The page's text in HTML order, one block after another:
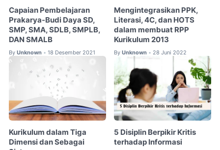
Capaian Pembelajaran
Prakarya-Budi Daya SD,
SMP, SMA, SDLB, SMPLB,
DAN SMALB
By Unknown • 18 Desember 2021
Mengintegrasikan PPK,
Literasi, 4C, dan HOTS
dalam membuat RPP
Kurikulum 2013
By Unknown • 28 Juni 2022
Kurikulum dalam Tiga
Dimensi dan Sebagai
5 Disiplin Berpikir Kritis
terhadap Informasi